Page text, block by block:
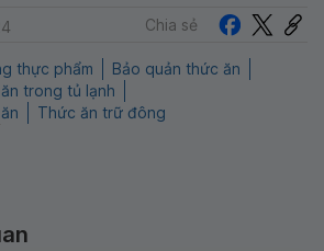
Chia sẻ
thực phẩm
Bảo quản thức ăn
trong tủ lạnh
Thức ăn trữ đông